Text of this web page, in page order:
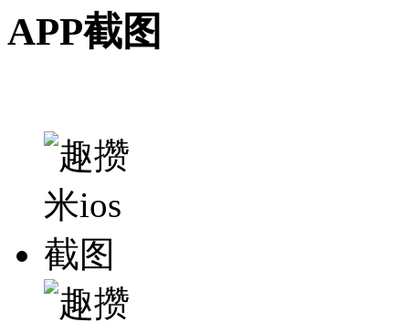
APP截图